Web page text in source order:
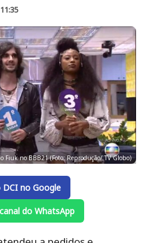
Fiuk no BBB21 (Foto: Reprodução/ TV Globo)
DCI no Google
do WhatsApp